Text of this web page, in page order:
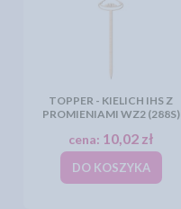
TOPPER - KIELICH IHS Z
PROMIENIAMI WZ2 (288S)
cena: 10,02 zł
DO KOSZYKA